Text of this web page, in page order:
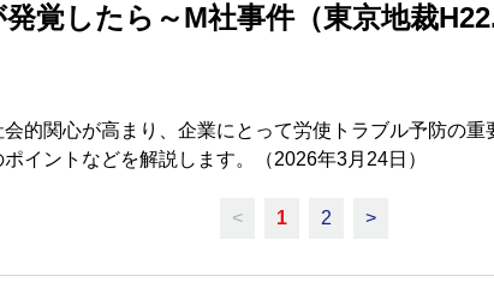
覚したら～M社事件（東京地裁
的関心が高まり、企業にとって労使トラブル予防の
イントなどを解説します。（2026年3月24日）
< 1 2 >